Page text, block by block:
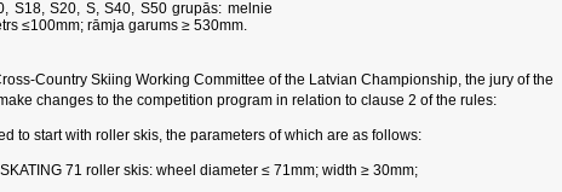
S18, S20, S, S40, S50 grupās: melnie
≤100mm; rāmja garums ≥ 530mm.
Country Skiing Working Committee of the Latvian Championship, the jury of the
changes to the competition program in relation to clause 2 of the rules:
to start with roller skis, the parameters of which are as follows:
71 roller skis: wheel diameter ≤ 71mm; width ≥ 30mm;